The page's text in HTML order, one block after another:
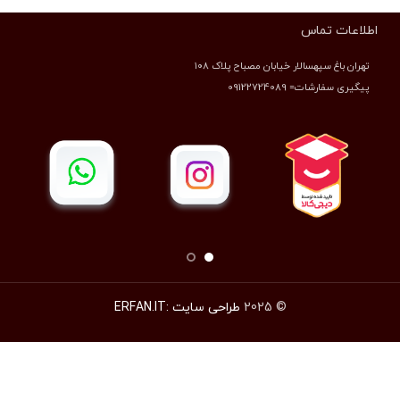
اطلاعات تماس
تهران باغ سپهسالار خیابان مصباح پلاک ۱۰۸
پیگیری سفارشات= 09122724089
© 2025 طراحی سایت :ERFAN.IT